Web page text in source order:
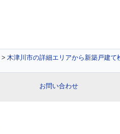
木津川市の詳細エリアから新築戸建て
お問い合わせ